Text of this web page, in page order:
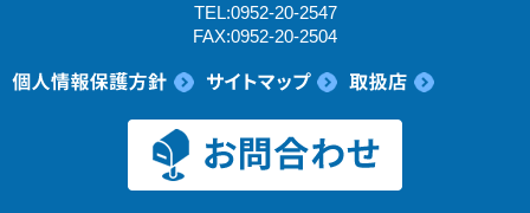
TEL:0952-20-2547
FAX:0952-20-2504